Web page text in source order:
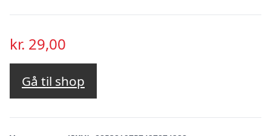
kr. 29,00
Gå til shop